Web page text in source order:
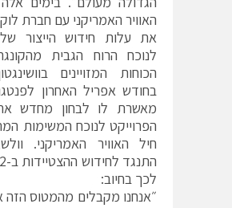
האוויר האמריקני עם חברת
לנוכח הרוח הגבית
הכוחות המזויינים
בחודש אפריל האחרון
מאשרת לו לבחון מחדש
הפרוייקט לנוכח המשימות
חיל האוויר האמריקני.
לכך בחיוב:
״אנחנו מקבלים מהמטוס